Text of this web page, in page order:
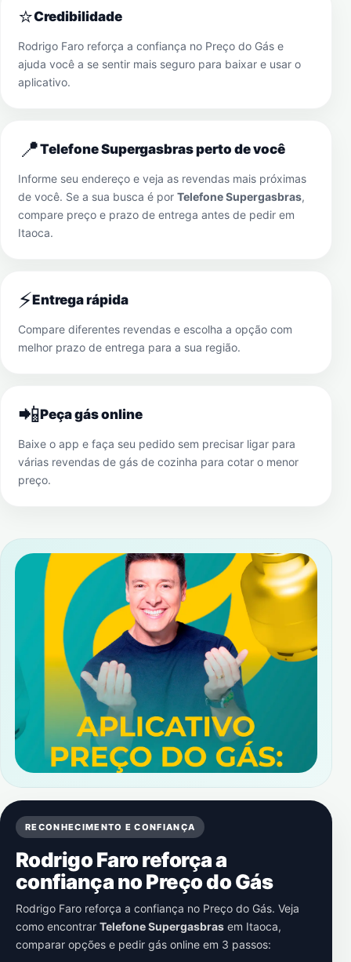
⭐Credibilidade
Rodrigo Faro reforça a confiança no Preço do Gás e
ajuda você a se sentir mais seguro para baixar e usar o
aplicativo.
📍Telefone Supergasbras perto de você
Informe seu endereço e veja as revendas mais próximas
de você. Se a sua busca é por Telefone Supergasbras,
compare preço e prazo de entrega antes de pedir em
Itaoca.
⚡Entrega rápida
Compare diferentes revendas e escolha a opção com
melhor prazo de entrega para a sua região.
📲Peça gás online
Baixe o app e faça seu pedido sem precisar ligar para
várias revendas de gás de cozinha para cotar o menor
preço.
RECONHECIMENTO E CONFIANÇA
Rodrigo Faro reforça a
confiança no Preço do Gás
Rodrigo Faro reforça a confiança no Preço do Gás. Veja
como encontrar Telefone Supergasbras em Itaoca,
comparar opções e pedir gás online em 3 passos: